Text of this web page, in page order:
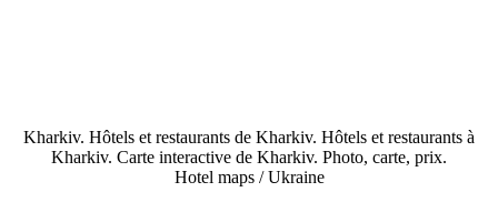
Kharkiv. Hôtels et restaurants de Kharkiv. Hôtels et restaurants à
Kharkiv. Carte interactive de Kharkiv. Photo, carte, prix.
Hotel maps / Ukraine